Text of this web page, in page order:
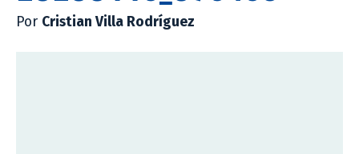
Por Cristian Villa Rodríguez